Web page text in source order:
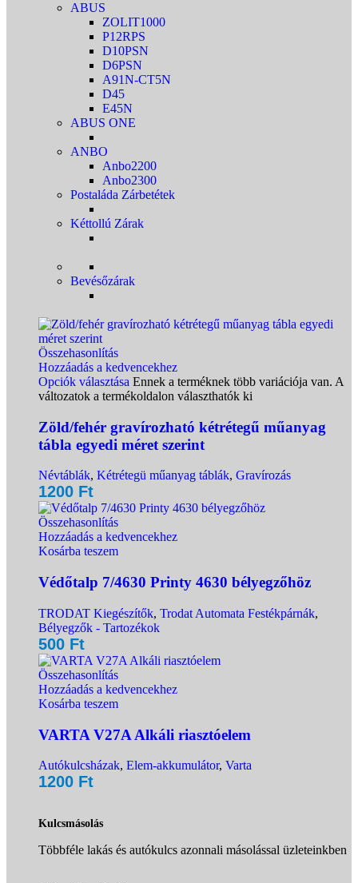
ABUS
ZOLIT1000
P12RPS
D10PSN
D6PSN
A91N-CT5N
D45
E45N
ABUS ONE
ANBO
Anbo2200
Anbo2300
Postaláda Zárbetétek
Kéttollú Zárak
Bevésőzárak
Összehasonlítás
Hozzáadás a kedvencekhez
Opciók választása Ennek a terméknek több variációja van. A
változatok a termékoldalon választhatók ki
Zöld/fehér gravírozható kétrétegű műanyag
tábla egyedi méret szerint
Névtáblák, Kétrétegü műanyag táblák, Gravírozás
1200 Ft
Összehasonlítás
Hozzáadás a kedvencekhez
Kosárba teszem
Védőtalp 7/4630 Printy 4630 bélyegzőhöz
TRODAT Kiegészítők, Trodat Automata Festékpárnák,
Bélyegzők - Tartozékok
500 Ft
Összehasonlítás
Hozzáadás a kedvencekhez
Kosárba teszem
VARTA V27A Alkáli riasztóelem
Autókulcsházak, Elem-akkumulátor, Varta
1200 Ft
Kulcsmásolás
Többféle lakás és autókulcs azonnali másolással üzleteinkben